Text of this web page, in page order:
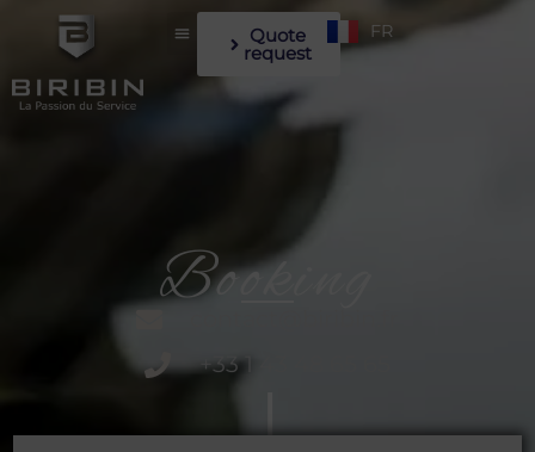
Quote
request
FR
Booking
+33 1 43 48 65 65